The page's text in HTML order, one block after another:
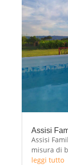
Assisi
Assisi
misura di
la tua
leggi tutto